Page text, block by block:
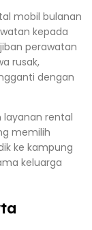
mobil bulanan
kepada
perawatan
rusak,
dengan
layanan rental
memilih
ke kampung
keluarga